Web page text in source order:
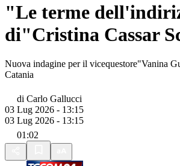
"Le terme
di"Cristina Cassar
Nuova indagine per il vicequestore"Vanina
Catania
di Carlo Gallucci
03 Lug 2026 - 13:15
03 Lug 2026 - 13:15
01:02